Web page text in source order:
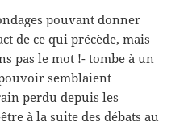
pouvant donner
de ce qui précède, mais
pas le mot !- tombe à un
semblaient
perdu depuis les
à la suite des débats au